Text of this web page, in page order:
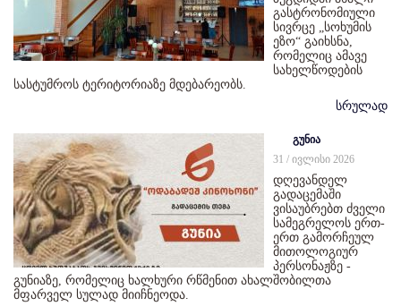
გასტრონომიული
სივრცე „სოხუმის
ეზო“ გაიხსნა,
რომელიც ამავე
სახელწოდების
სასტუმროს ტერიტორიაზე მდებარეობს.
სრულად
გუნია
31 / ივლისი 2026
დღევანდელ
გადაცემაში
ვისაუბრებთ ძველი
სამეგრელოს ერთ-
ერთ გამორჩეულ
მითოლოგიურ
პერსონაჟზე -
გუნიაზე, რომელიც ხალხური რწმენით ახალშობილთა
მფარველ სულად მიიჩნეოდა.